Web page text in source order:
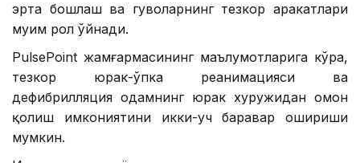
эрта бошлаш ва гувоҳларнинг тезкор ҳаракатлари
муҳим рол ўйнади.
PulsePoint жамғармасининг маълумотларига кўра,
тезкор юрак-ўпка реанимацияси ва
дефибрилляция одамнинг юрак хуружидан омон
қолиш имкониятини икки-уч баравар ошириши
мумкин.